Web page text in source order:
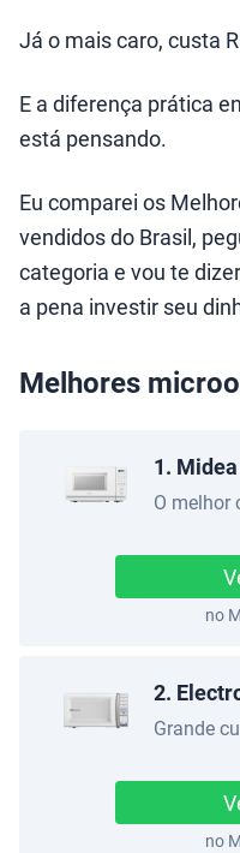
Já o mais caro, custa
E a diferença prática
está pensando.
Eu comparei os
vendidos do Brasil,
categoria e vou te
a pena investir seu
Melhores
1.
O melhor
no
2.
Grande
no